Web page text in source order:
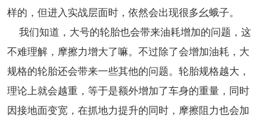
样的，但进入实战层面时，依然会出现很多幺蛾子。
我们知道，大号的轮胎也会带来油耗增加的问题，这
不难理解，摩擦力增大了嘛。不过除了会增加油耗，大
规格的轮胎还会带来一些其他的问题。轮胎规格越大，
理论上就会越重，等于是额外增加了车身的重量，同时
因接地面变宽，在抓地力提升的同时，摩擦阻力也会加